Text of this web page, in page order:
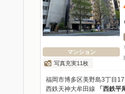
マンション
写真充実11枚
福岡市博多区美野島3丁目
西鉄天神大牟田線 「西鉄平